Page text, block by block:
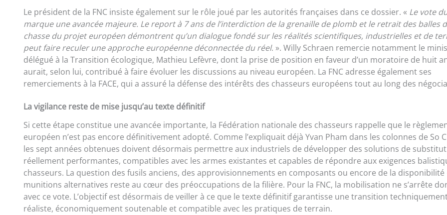
Le président de la FNC insiste également sur le rôle joué par les autorités françaises dans ce dossier. « Le vote
marque une avancée majeure. Le report à 7 ans de l’interdiction de la grenaille de plomb et le retrait des balles
chasse du projet européen démontrent qu’un dialogue fondé sur les réalités scientifiques, industrielles et de
peut faire reculer une approche européenne déconnectée du réel. ». Willy Schraen remercie notamment le
délégué à la Transition écologique, Mathieu Lefèvre, dont la prise de position en faveur d’un moratoire de huit
aurait, selon lui, contribué à faire évoluer les discussions au niveau européen. La FNC adresse également ses
remerciements à la FACE, qui a assuré la défense des intérêts des chasseurs européens tout au long des
La vigilance reste de mise jusqu’au texte définitif
Si cette étape constitue une avancée importante, la Fédération nationale des chasseurs rappelle que le
européen n’est pas encore définitivement adopté. Comme l’expliquait déjà Yvan Pham dans les colonnes de So
les sept années obtenues doivent désormais permettre aux industriels de développer des solutions de
réellement performantes, compatibles avec les armes existantes et capables de répondre aux exigences
chasseurs. La question des fusils anciens, des approvisionnements en composants ou encore de la disponibilité
munitions alternatives reste au cœur des préoccupations de la filière. Pour la FNC, la mobilisation ne s’arrête
avec ce vote. L’objectif est désormais de veiller à ce que le texte définitif garantisse une transition
réaliste, économiquement soutenable et compatible avec les pratiques de terrain.